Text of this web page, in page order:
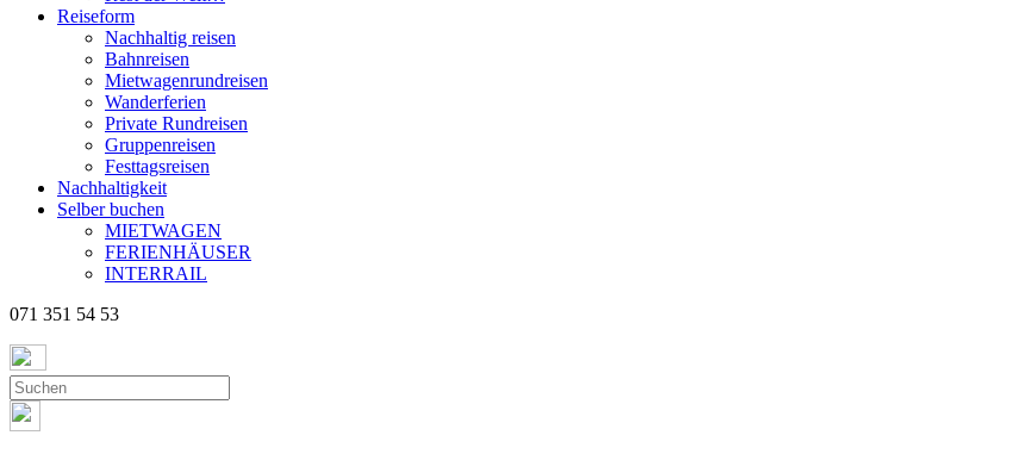
Reiseform
Nachhaltig reisen
Bahnreisen
Mietwagenrundreisen
Wanderferien
Private Rundreisen
Gruppenreisen
Festtagsreisen
Nachhaltigkeit
Selber buchen
MIETWAGEN
FERIENHÄUSER
INTERRAIL
071 351 54 53